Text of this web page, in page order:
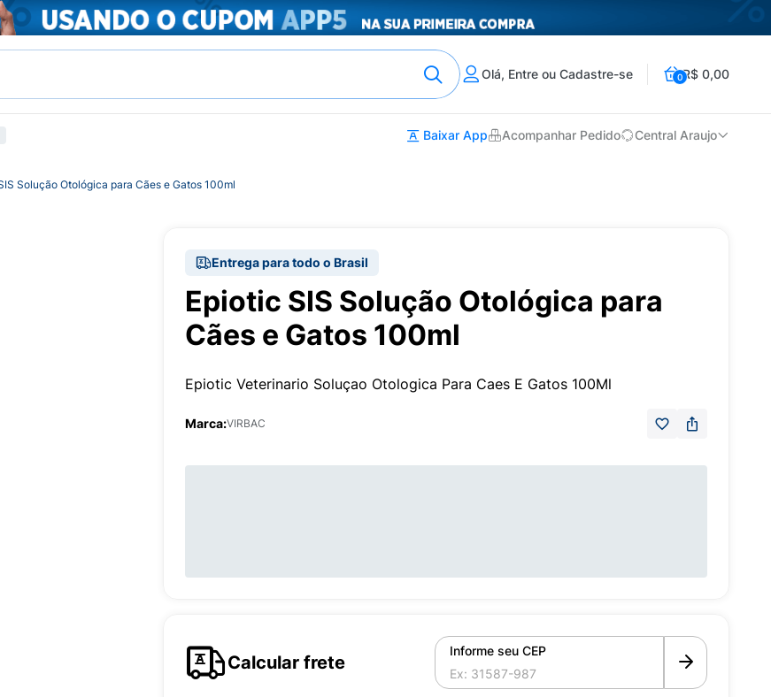
Olá, Entre ou Cadastre-se 0R$ 0,00
Baixar App Acompanhar Pedido Central Araujo
Solução Otológica para Cães e Gatos 100ml
Entrega para todo o Brasil
Epiotic SIS Solução Otológica para
Cães e Gatos 100ml
Epiotic Veterinario Soluçao Otologica Para Caes E Gatos 100Ml
Marca:VIRBAC
Calcular frete
Informe seu CEP